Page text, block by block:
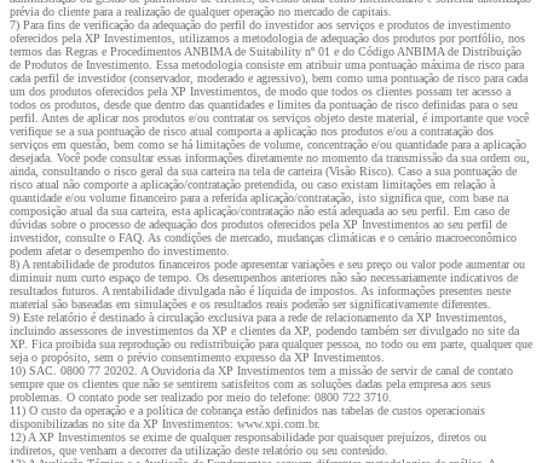
prévia do cliente para a realização de qualquer operação no mercado de capitais.
7) Para fins de verificação da adequação do perfil do investidor aos serviços e produtos de investimento
oferecidos pela XP Investimentos, utilizamos a metodologia de adequação dos produtos por portfólio, nos
termos das Regras e Procedimentos ANBIMA de Suitability nº 01 e do Código ANBIMA de Distribuição
de Produtos de Investimento. Essa metodologia consiste em atribuir uma pontuação máxima de risco para
cada perfil de investidor (conservador, moderado e agressivo), bem como uma pontuação de risco para cada
um dos produtos oferecidos pela XP Investimentos, de modo que todos os clientes possam ter acesso a
todos os produtos, desde que dentro das quantidades e limites da pontuação de risco definidas para o seu
perfil. Antes de aplicar nos produtos e/ou contratar os serviços objeto deste material, é importante que você
verifique se a sua pontuação de risco atual comporta a aplicação nos produtos e/ou a contratação dos
serviços em questão, bem como se há limitações de volume, concentração e/ou quantidade para a aplicação
desejada. Você pode consultar essas informações diretamente no momento da transmissão da sua ordem ou,
ainda, consultando o risco geral da sua carteira na tela de carteira (Visão Risco). Caso a sua pontuação de
risco atual não comporte a aplicação/contratação pretendida, ou caso existam limitações em relação à
quantidade e/ou volume financeiro para a referida aplicação/contratação, isto significa que, com base na
composição atual da sua carteira, esta aplicação/contratação não está adequada ao seu perfil. Em caso de
dúvidas sobre o processo de adequação dos produtos oferecidos pela XP Investimentos ao seu perfil de
investidor, consulte o FAQ. As condições de mercado, mudanças climáticas e o cenário macroeconômico
podem afetar o desempenho do investimento.
8) A rentabilidade de produtos financeiros pode apresentar variações e seu preço ou valor pode aumentar ou
diminuir num curto espaço de tempo. Os desempenhos anteriores não são necessariamente indicativos de
resultados futuros. A rentabilidade divulgada não é líquida de impostos. As informações presentes neste
material são baseadas em simulações e os resultados reais poderão ser significativamente diferentes.
9) Este relatório é destinado à circulação exclusiva para a rede de relacionamento da XP Investimentos,
incluindo assessores de investimentos da XP e clientes da XP, podendo também ser divulgado no site da
XP. Fica proibida sua reprodução ou redistribuição para qualquer pessoa, no todo ou em parte, qualquer que
seja o propósito, sem o prévio consentimento expresso da XP Investimentos.
10) SAC. 0800 77 20202. A Ouvidoria da XP Investimentos tem a missão de servir de canal de contato
sempre que os clientes que não se sentirem satisfeitos com as soluções dadas pela empresa aos seus
problemas. O contato pode ser realizado por meio do telefone: 0800 722 3710.
11) O custo da operação e a política de cobrança estão definidos nas tabelas de custos operacionais
disponibilizadas no site da XP Investimentos: www.xpi.com.br.
12) A XP Investimentos se exime de qualquer responsabilidade por quaisquer prejuízos, diretos ou
indiretos, que venham a decorrer da utilização deste relatório ou seu conteúdo.